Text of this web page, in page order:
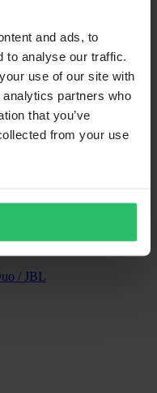
and ads, to
to analyse our traffic.
use of our site with
partners who
that you’ve
from your use
/ JBL